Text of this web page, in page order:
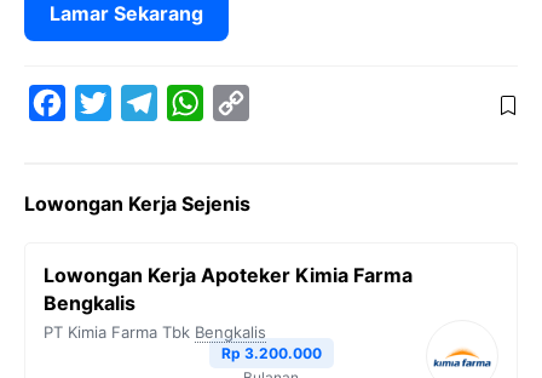
Lamar Sekarang
e
o
o
t
e
r
e
r
a
W
t
A
y
i
n
k
Lowongan Kerja Sejenis
Lowongan Kerja Apoteker Kimia Farma
Bengkalis
PT Kimia Farma Tbk Bengkalis
Rp 3.200.000